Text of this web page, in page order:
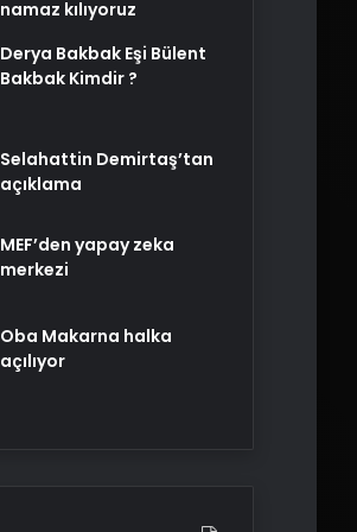
namaz kılıyoruz
Derya Bakbak Eşi Bülent
Bakbak Kimdir ?
Selahattin Demirtaş’tan
açıklama
MEF’den yapay zeka
merkezi
Oba Makarna halka
açılıyor